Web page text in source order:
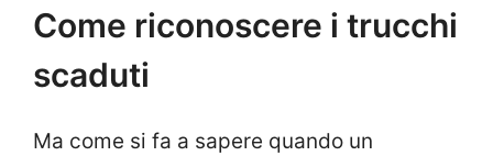
Come riconoscere i trucchi
scaduti
Ma come si fa a sapere quando un